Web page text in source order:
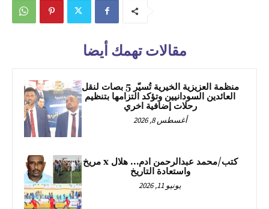
مقالات تهمك أيضا
منظمة العزيزية الخيرية تُسيّر 5 بصات لنقل
العائدين السودانيين وتؤكد التزامها بتنظيم
رحلات إضافية اخري
أغسطس 8, 2026
كتب/محمد عبدالرحمن ادم… هلال x مريخ
واستعادة التاريخ
يونيو 11, 2026